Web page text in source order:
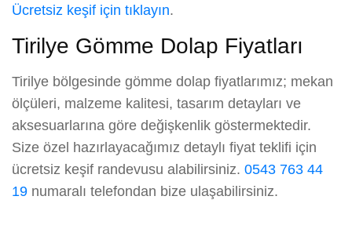
Ücretsiz keşif için tıklayın.
Tirilye Gömme Dolap Fiyatları
Tirilye bölgesinde gömme dolap fiyatlarımız; mekan
ölçüleri, malzeme kalitesi, tasarım detayları ve
aksesuarlarına göre değişkenlik göstermektedir.
Size özel hazırlayacağımız detaylı fiyat teklifi için
ücretsiz keşif randevusu alabilirsiniz. 0543 763 44
19 numaralı telefondan bize ulaşabilirsiniz.